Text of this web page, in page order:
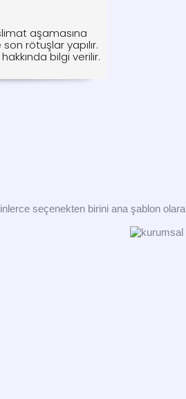
aşamasına
rötuşlar yapılır.
bilgi verilir.
seçenekten birini ana şablon